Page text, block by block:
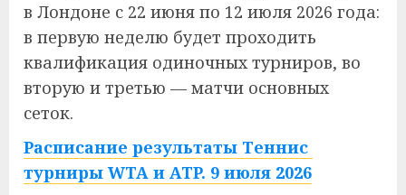
в Лондоне с 22 июня по 12 июля 2026 года:
в первую неделю будет проходить
квалификация одиночных турниров, во
вторую и третью — матчи основных
сеток.
Расписание результаты Теннис
турниры WTA и ATP. 9 июля 2026